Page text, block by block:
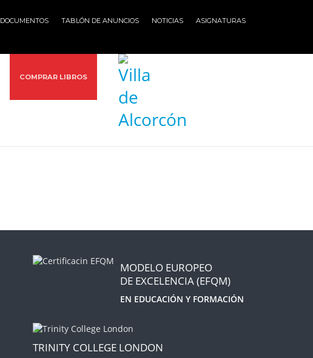
DOCUMENTOS TABLÓN DE ANUNCIOS NOTICIAS ASIGNATURAS
COMPRAR LIBROS
MODELO EUROPEO
DE EXCELENCIA (EFQM)
EN EDUCACIÓN Y FORMACIÓN
TRINITY COLLEGE LONDON